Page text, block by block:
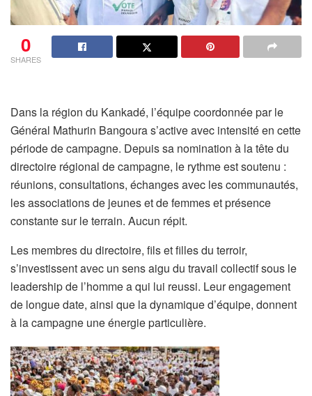
0
SHARES
Dans la région du Kankadé, l’équipe coordonnée par le
Général Mathurin Bangoura s’active avec intensité en cette
période de campagne. Depuis sa nomination à la tête du
directoire régional de campagne, le rythme est soutenu :
réunions, consultations, échanges avec les communautés,
les associations de jeunes et de femmes et présence
constante sur le terrain. Aucun répit.
Les membres du directoire, fils et filles du terroir,
s’investissent avec un sens aigu du travail collectif sous le
leadership de l’homme a qui lui reussi. Leur engagement
de longue date, ainsi que la dynamique d’équipe, donnent
à la campagne une énergie particulière.